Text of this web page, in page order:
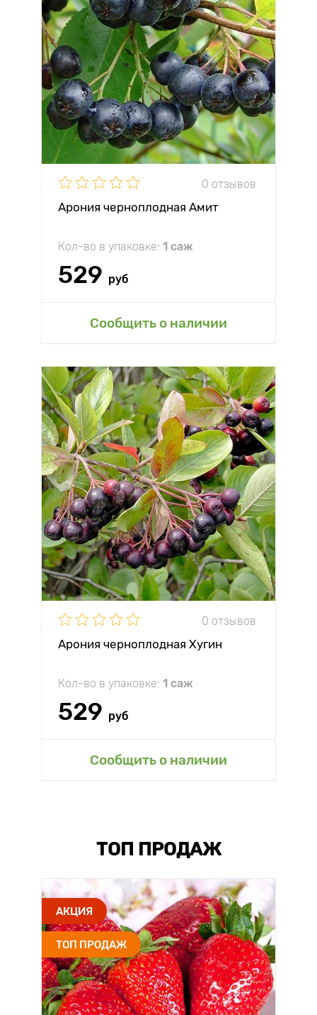
0 отзывов
Арония черноплодная Амит
Кол-во в упаковке: 1 саж
529 руб
Сообщить о наличии
0 отзывов
Арония черноплодная Хугин
Кол-во в упаковке: 1 саж
529 руб
Сообщить о наличии
ТОП ПРОДАЖ
АКЦИЯ
ТОП ПРОДАЖ